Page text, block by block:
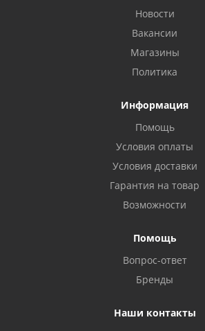
Новости
Вакансии
Магазины
Политика
Информация
Помощь
Условия оплаты
Условия доставки
Гарантия на товар
Возможности
Помощь
Вопрос-ответ
Бренды
Наши контакты